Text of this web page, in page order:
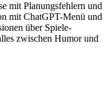
mit Planungsfehlern und
mit ChatGPT-Menü und
über Spiele-
zwischen Humor und